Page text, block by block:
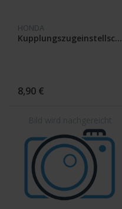
HONDA
Kupplungszugeinstellschraube
8,90 €